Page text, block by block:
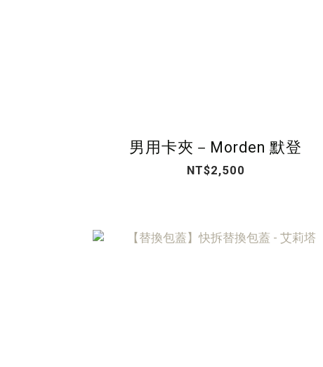
男用卡夾－Morden 默登
NT$2,500